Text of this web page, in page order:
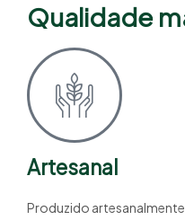
Qualidade
Artesanal
Produzido